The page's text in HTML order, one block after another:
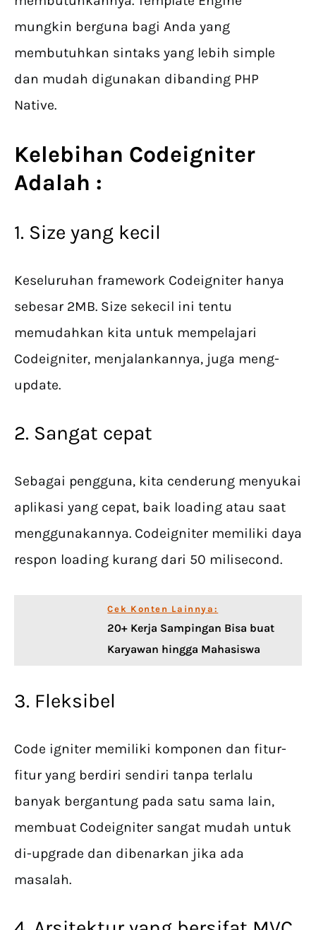
mungkin berguna bagi Anda yang
membutuhkan sintaks yang lebih simple
dan mudah digunakan dibanding PHP
Native.
Kelebihan Codeigniter
Adalah :
1. Size yang kecil
Keseluruhan framework Codeigniter hanya
sebesar 2MB. Size sekecil ini tentu
memudahkan kita untuk mempelajari
Codeigniter, menjalankannya, juga meng-
update.
2. Sangat cepat
Sebagai pengguna, kita cenderung menyukai
aplikasi yang cepat, baik loading atau saat
menggunakannya. Codeigniter memiliki daya
respon loading kurang dari 50 milisecond.
Cek Konten Lainnya:
20+ Kerja Sampingan Bisa buat
Karyawan hingga Mahasiswa
3. Fleksibel
Code igniter memiliki komponen dan fitur-
fitur yang berdiri sendiri tanpa terlalu
banyak bergantung pada satu sama lain,
membuat Codeigniter sangat mudah untuk
di-upgrade dan dibenarkan jika ada
masalah.